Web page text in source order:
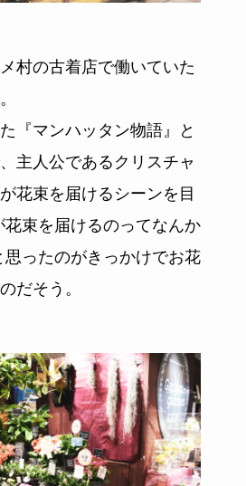
村の古着店で働いていた
『マンハッタン物語』と
主人公であるクリスチャ
花束を届けるシーンを目
花束を届けるのってなんか
思ったのがきっかけでお花
だそう。